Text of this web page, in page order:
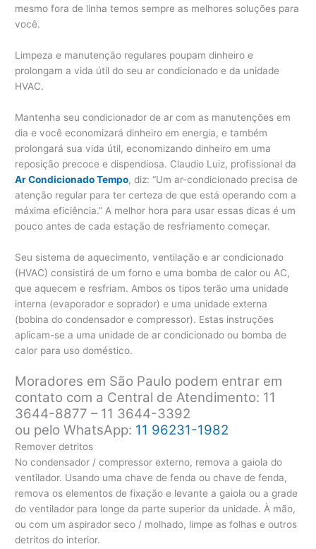
mesmo fora de linha temos sempre as melhores soluções para
você.
Limpeza e manutenção regulares poupam dinheiro e
prolongam a vida útil do seu ar condicionado e da unidade
HVAC.
Mantenha seu condicionador de ar com as manutenções em
dia e você economizará dinheiro em energia, e também
prolongará sua vida útil, economizando dinheiro em uma
reposição precoce e dispendiosa. Claudio Luiz, profissional da
Ar Condicionado Tempo, diz: “Um ar-condicionado precisa de
atenção regular para ter certeza de que está operando com a
máxima eficiência.” A melhor hora para usar essas dicas é um
pouco antes de cada estação de resfriamento começar.
Seu sistema de aquecimento, ventilação e ar condicionado
(HVAC) consistirá de um forno e uma bomba de calor ou AC,
que aquecem e resfriam. Ambos os tipos terão uma unidade
interna (evaporador e soprador) e uma unidade externa
(bobina do condensador e compressor). Estas instruções
aplicam-se a uma unidade de ar condicionado ou bomba de
calor para uso doméstico.
Moradores em São Paulo podem entrar em
contato com a Central de Atendimento: 11
3644-8877 – 11 3644-3392
ou pelo WhatsApp: 11 96231-1982
Remover detritos
No condensador / compressor externo, remova a gaiola do
ventilador. Usando uma chave de fenda ou chave de fenda,
remova os elementos de fixação e levante a gaiola ou a grade
do ventilador para longe da parte superior da unidade. À mão,
ou com um aspirador seco / molhado, limpe as folhas e outros
detritos do interior.